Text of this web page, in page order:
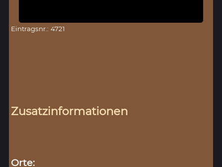
Eintragsnr.: 4721
Zusatzinformationen
Orte: